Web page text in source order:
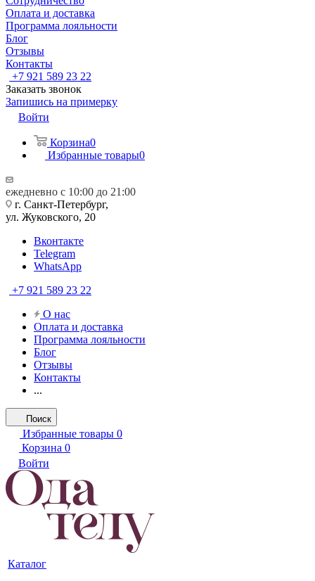
Оплата и доставка
Программа лояльности
Блог
Отзывы
Контакты
+7 921 589 23 22
Заказать звонок
Запишись на примерку
Войти
Корзина0
Избранные товары0
ежедневно с 10:00 до 21:00
г. Санкт-Петербург,
ул. Жуковского, 20
Вконтакте
Telegram
WhatsApp
+7 921 589 23 22
О нас
Оплата и доставка
Программа лояльности
Блог
Отзывы
Контакты
...
Поиск
Избранные товары 0
Корзина 0
Войти
Каталог